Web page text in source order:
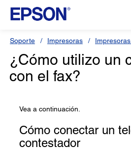
Soporte Impresoras
¿Cómo utilizo un
con el fax?
Vea a continuación.
Cómo conectar un
contestador